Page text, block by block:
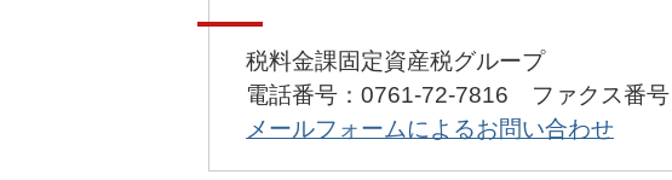
税料金課固定資産税グループ
電話番号：0761-72-7816 ファクス番
メールフォームによるお問い合わせ